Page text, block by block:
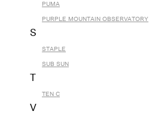
PUMA
PURPLE MOUNTAIN OBSERVATORY
S
STAPLE
SUB SUN
TEN C
V